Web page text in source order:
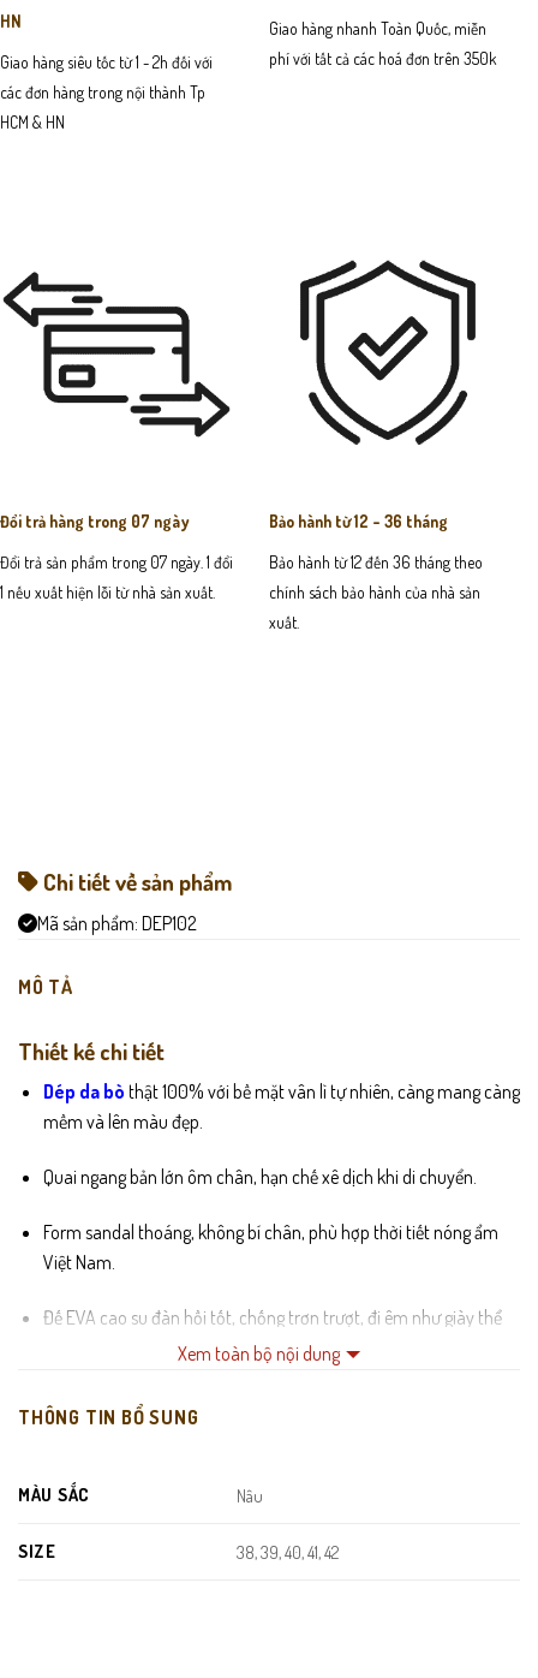
HN
Giao hàng siêu tốc từ 1 - 2h đối với
các đơn hàng trong nội thành Tp
HCM & HN
Giao hàng nhanh Toàn Quốc, miễn
phí với tất cả các hoá đơn trên 350k
Đổi trả hàng trong 07 ngày
Đổi trả sản phẩm trong 07 ngày. 1 đổi
1 nếu xuất hiện lỗi từ nhà sản xuất.
Bảo hành từ 12 - 36 tháng
Bảo hành từ 12 đến 36 tháng theo
chính sách bảo hành của nhà sản
xuất.
Chi tiết về sản phẩm
Mã sản phẩm: DEP102
MÔ TẢ
Thiết kế chi tiết
Dép da bò thật 100% với bề mặt vân lì tự nhiên, càng mang càng
mềm và lên màu đẹp.
Quai ngang bản lớn ôm chân, hạn chế xê dịch khi di chuyển.
Form sandal thoáng, không bí chân, phù hợp thời tiết nóng ẩm
Việt Nam.
Đế EVA cao su đàn hồi tốt, chống trơn trượt, đi êm như giày thể
Đường may thủ công tỉ mỉ, gia cố đầu quai – hạn chế bung chỉ,
đứt quai.
Lót đế vân chống trượt, massage nhẹ giúp thoải mái khi đi cả
Xem toàn bộ nội dung
THÔNG TIN BỔ SUNG
MÀU SẮC Nâu
SIZE 38, 39, 40, 41, 42